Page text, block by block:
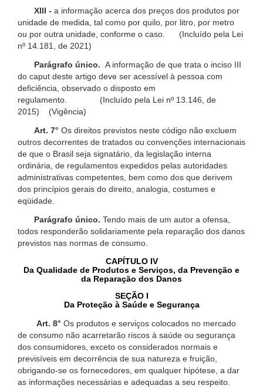
XIII - a informação acerca dos preços dos produtos por
unidade de medida, tal como por quilo, por litro, por metro
ou por outra unidade, conforme o caso. (Incluído pela Lei
nº 14.181, de 2021)
Parágrafo único. A informação de que trata o inciso III
do caput deste artigo deve ser acessível à pessoa com
deficiência, observado o disposto em
regulamento. (Incluído pela Lei nº 13.146, de
2015) (Vigência)
Art. 7° Os direitos previstos neste código não excluem
outros decorrentes de tratados ou convenções internacionais
de que o Brasil seja signatário, da legislação interna
ordinária, de regulamentos expedidos pelas autoridades
administrativas competentes, bem como dos que derivem
dos princípios gerais do direito, analogia, costumes e
eqüidade.
Parágrafo único. Tendo mais de um autor a ofensa,
todos responderão solidariamente pela reparação dos danos
previstos nas normas de consumo.
CAPÍTULO IV
Da Qualidade de Produtos e Serviços, da Prevenção e
da Reparação dos Danos
SEÇÃO I
Da Proteção à Saúde e Segurança
Art. 8° Os produtos e serviços colocados no mercado
de consumo não acarretarão riscos à saúde ou segurança
dos consumidores, exceto os considerados normais e
previsíveis em decorrência de sua natureza e fruição,
obrigando-se os fornecedores, em qualquer hipótese, a dar
as informações necessárias e adequadas a seu respeito.